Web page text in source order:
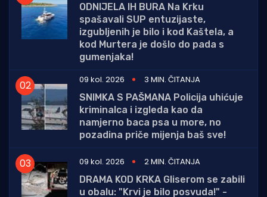
ODNIJELA IH BURA Na Krku
spašavali SUP entuzijaste,
izgubljenih je bilo i kod Kaštela, a
kod Murtera je došlo do pada s
gumenjaka!
09 kol. 2026
3 MIN. ČITANJA
SNIMKA S PAŠMANA Policija uhićuje
kriminalca i izgleda kao da
namjerno baca psa u more, no
pozadina priče mijenja baš sve!
09 kol. 2026
2 MIN. ČITANJA
DRAMA KOD KRKA Gliserom se zabili
u obalu: "Krvi je bilo posvuda!" -